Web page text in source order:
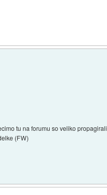
tu na forumu so veliko propagirali
(FW)